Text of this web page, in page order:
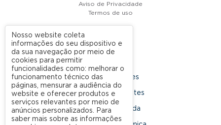
Aviso de Privacidade
Termos de uso
A FGV
Nossas Unidades
Dúvidas Frequentes
Rede Conveniada
Nosso website coleta
informações do seu dispositivo e
da sua navegação por meio de
cookies para permitir
funcionalidades como: melhorar o
funcionamento técnico das
páginas, mensurar a audiência do
website e oferecer produtos e
serviços relevantes por meio de
anúncios personalizados. Para
saber mais sobre as informações